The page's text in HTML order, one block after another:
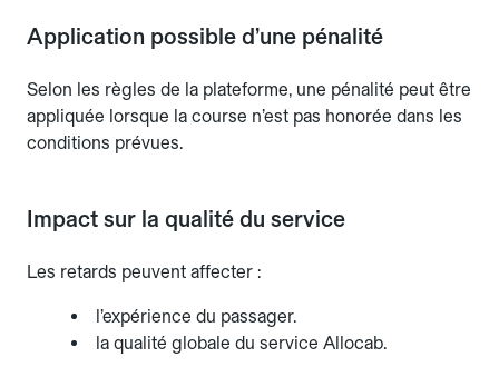
Application possible d’une pénalité
Selon les règles de la plateforme, une pénalité peut être
appliquée lorsque la course n’est pas honorée dans les
conditions prévues.
Impact sur la qualité du service
Les retards peuvent affecter :
l’expérience du passager.
la qualité globale du service Allocab.